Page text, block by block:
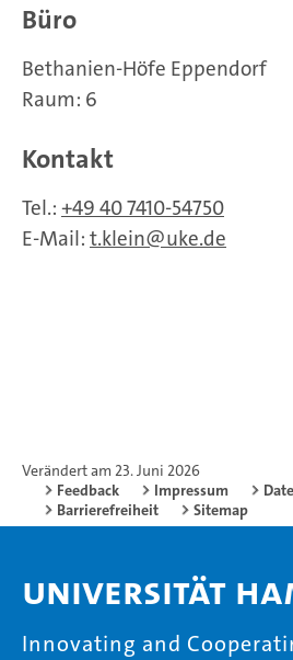
Büro
Bethanien-Höfe Eppendorf
Raum: 6
Kontakt
Tel.: +49 40 7410-54750
E-Mail: t.klein uke.de
Verändert am 23. Juni 2026
Feedback
Impressum
Barrierefreiheit
Sitemap
Universität
Innovating and